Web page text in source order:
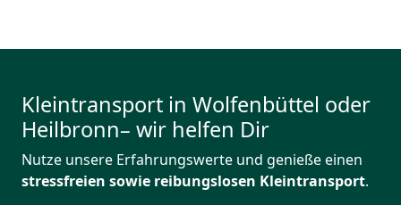
Kleintransport in Wolfenbüttel oder
Heilbronn– wir helfen Dir
Nutze unsere Erfahrungswerte und genieße einen
stressfreien sowie reibungslosen Kleintransport.